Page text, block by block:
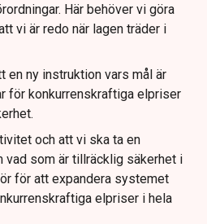
Här behöver vi göra
vi är redo när lagen träder i
en ny instruktion vars mål är
för konkurrenskraftiga elpriser
och att vi ska ta en
vad som är tillräcklig säkerhet i
för att expandera systemet
elpriser i hela